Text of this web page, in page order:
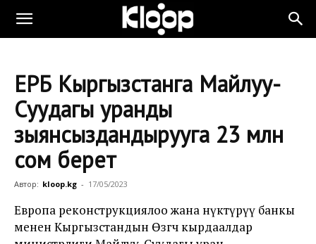
ЕРӨБ Кыргызстанга Майлуу-
Суудагы уранды
зыянсыздандырууга 23 млн
сом берет
Автор: kloop.kg - 17/05/2023
Европа реконструкциялоо жана өнүктүрүү банкы
менен Кыргызстандын Өзгөчө кырдаалдар